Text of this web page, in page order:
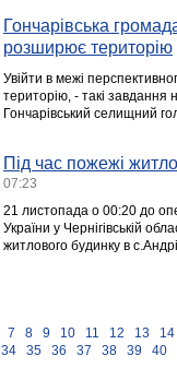
Гончарівська
розширює територію
Увійти в межі
територію, - такі завдання
Гончарівський селищний
Під час пожежі
07:23
21 листопада о 00:20 до
України у Чернігівській
житлового будинку в
7 8 9 10 11 12 13 14
34 35 36 37 38 39 40